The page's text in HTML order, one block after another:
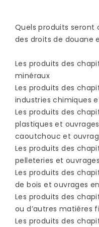
Quels produits seront
des droits de douane
Les produits des
minéraux
Les produits des
industries chimiques
Les produits des
plastiques et
caoutchouc et
Les produits des
pelleteries et
Les produits des
de bois et ouvrages
Les produits des
ou d’autres matières
Les produits des